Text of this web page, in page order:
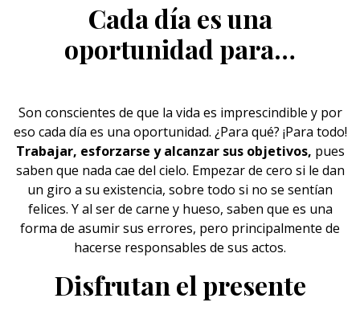
Cada día es una
oportunidad para…
Son conscientes de que la vida es imprescindible y por
eso cada día es una oportunidad. ¿Para qué? ¡Para todo!
Trabajar, esforzarse y alcanzar sus objetivos, pues
saben que nada cae del cielo. Empezar de cero si le dan
un giro a su existencia, sobre todo si no se sentían
felices. Y al ser de carne y hueso, saben que es una
forma de asumir sus errores, pero principalmente de
hacerse responsables de sus actos.
Disfrutan el presente